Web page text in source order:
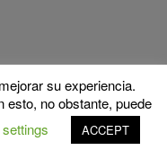
su experiencia.
no obstante, puede
ACCEPT